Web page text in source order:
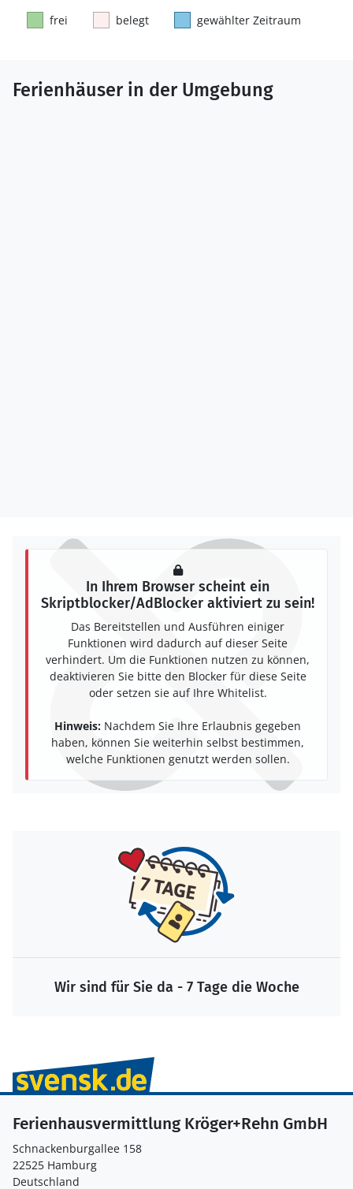
frei belegt gewählter Zeitraum
Ferienhäuser in der Umgebung
In Ihrem Browser scheint ein
Skriptblocker/AdBlocker aktiviert zu sein!
Das Bereitstellen und Ausführen einiger
Funktionen wird dadurch auf dieser Seite
verhindert. Um die Funktionen nutzen zu können,
deaktivieren Sie bitte den Blocker für diese Seite
oder setzen sie auf Ihre Whitelist.
Hinweis: Nachdem Sie Ihre Erlaubnis gegeben
haben, können Sie weiterhin selbst bestimmen,
welche Funktionen genutzt werden sollen.
Wir sind für Sie da - 7 Tage die Woche
Ferienhausvermittlung Kröger+Rehn GmbH
Schnackenburgallee 158
22525 Hamburg
Deutschland